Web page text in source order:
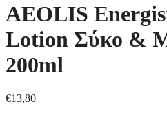
AEOLIS
Lotion Σύκο &
200ml
€13,80